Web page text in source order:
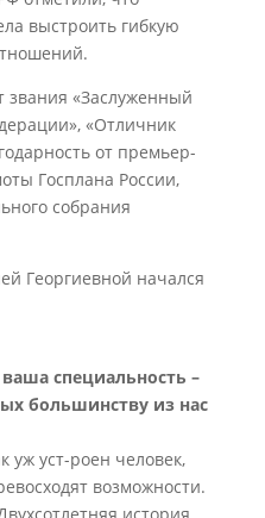
выстроить гибкую
звания «Заслуженный
«Отличник
от премьер-
Госплана России,
собрания
Георгиевной начался
специальность –
большинству из нас
уж уст-роен человек,
возможности.